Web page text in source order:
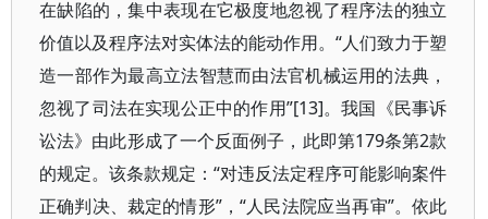
在缺陷的，集中表现在它极度地忽视了程序法的独立
价值以及程序法对实体法的能动作用。“人们致力于塑
造一部作为最高立法智慧而由法官机械运用的法典，
忽视了司法在实现公正中的作用”[13]。我国《民事诉
讼法》由此形成了一个反面例子，此即第179条第2款
的规定。该条款规定：“对违反法定程序可能影响案件
正确判决、裁定的情形”，“人民法院应当再审”。依此